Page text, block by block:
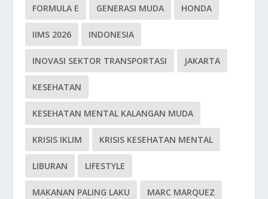
FORMULA E GENERASI MUDA HONDA
IIMS 2026 INDONESIA
INOVASI SEKTOR TRANSPORTASI JAKARTA
KESEHATAN
KESEHATAN MENTAL KALANGAN MUDA
KRISIS IKLIM KRISIS KESEHATAN MENTAL
LIBURAN LIFESTYLE
MAKANAN PALING LAKU MARC MARQUEZ